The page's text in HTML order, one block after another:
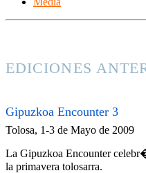
EDICIONES
Gipuzkoa Encounter 3
Tolosa, 1-3 de Mayo de 2009
La Gipuzkoa Encounter
la primavera tolosarra.